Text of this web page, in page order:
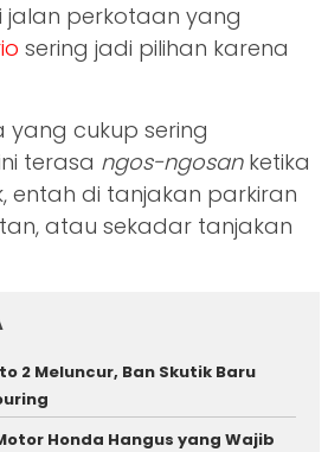
jalan perkotaan yang
sering jadi pilihan karena
yang cukup sering
terasa ngos-ngosanketika
entah di tanjakan parkiran
atau sekadar tanjakan
2 Meluncur, Ban Skutik Baru
Honda Hangus yang Wajib